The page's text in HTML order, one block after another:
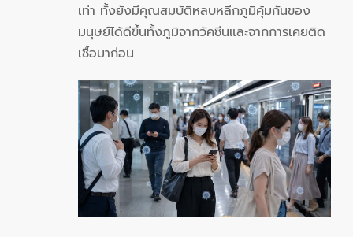
เท่า ทั้งยังมีคุณสมบัติหลบหลีกภูมิคุ้มกันของ
มนุษย์ได้ดีขึ้นทั้งภูมิจากวัคซีนและจากการเคยติด
เชื้อมาก่อน